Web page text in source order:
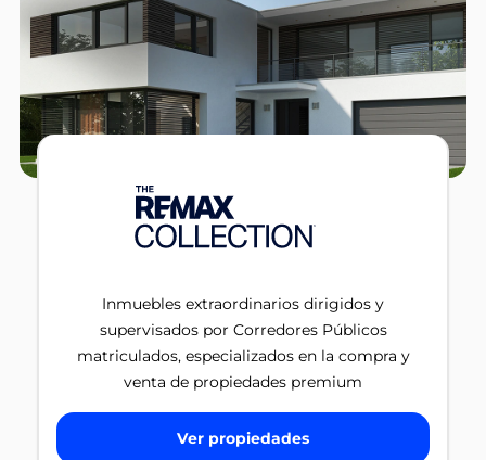
Inmuebles extraordinarios dirigidos y
supervisados por Corredores Públicos
matriculados, especializados en la compra y
venta de propiedades premium
Ver propiedades